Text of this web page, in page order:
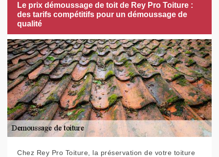
Le prix démoussage de toit de Rey Pro Toiture :
des tarifs compétitifs pour un démoussage de
qualité
Chez Rey Pro Toiture, la préservation de votre toiture